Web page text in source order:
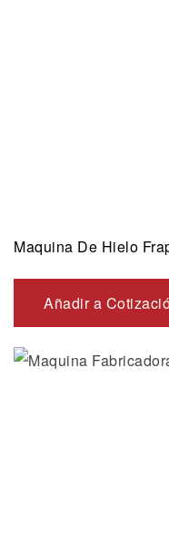
Maquina De Hielo
Añadir a